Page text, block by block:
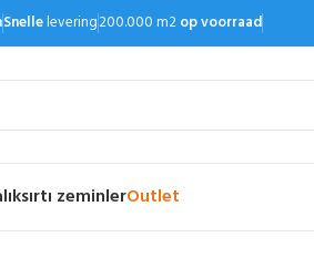
Snellelevering200.000 m2op voorraad
zeminlerOutlet